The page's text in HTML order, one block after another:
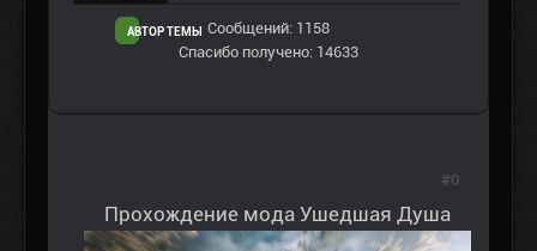
АВТОР ТЕМЫ
Сообщений: 1158
Спасибо получено: 14633
Прохождение мода Ушедшая Душа
#0